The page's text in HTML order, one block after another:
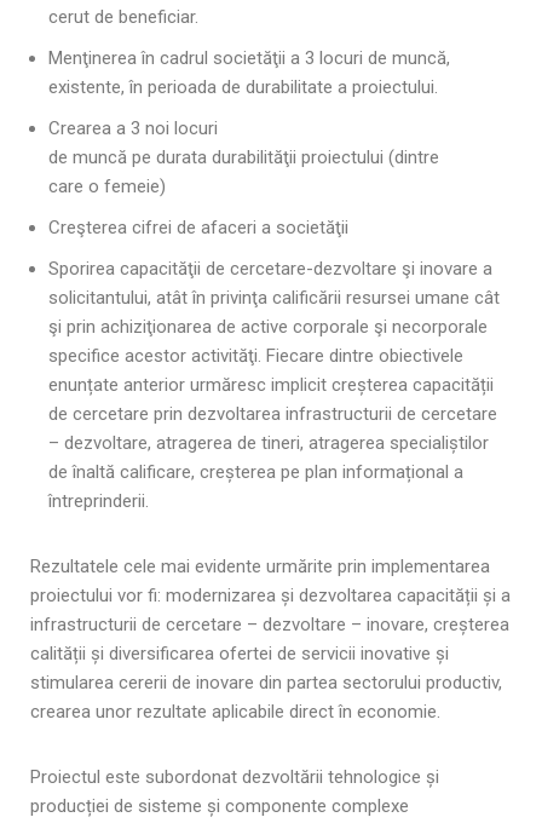
cerut de beneficiar.
Menţinerea în cadrul societăţii a 3 locuri de muncă,
existente, în perioada de durabilitate a proiectului.
Crearea a 3 noi locuri
de muncă pe durata durabilităţii proiectului (dintre
care o femeie)
Creşterea cifrei de afaceri a societăţii
Sporirea capacităţii de cercetare-dezvoltare şi inovare a
solicitantului, atât în privinţa calificării resursei umane cât
şi prin achiziţionarea de active corporale şi necorporale
specifice acestor activităţi. Fiecare dintre obiectivele
enunțate anterior urmăresc implicit creșterea capacității
de cercetare prin dezvoltarea infrastructurii de cercetare
– dezvoltare, atragerea de tineri, atragerea specialiștilor
de înaltă calificare, creșterea pe plan informațional a
întreprinderii.
Rezultatele cele mai evidente urmărite prin implementarea
proiectului vor fi: modernizarea și dezvoltarea capacității și a
infrastructurii de cercetare – dezvoltare – inovare, creșterea
calității și diversificarea ofertei de servicii inovative și
stimularea cererii de inovare din partea sectorului productiv,
crearea unor rezultate aplicabile direct în economie.
Proiectul este subordonat dezvoltării tehnologice și
producției de sisteme și componente complexe